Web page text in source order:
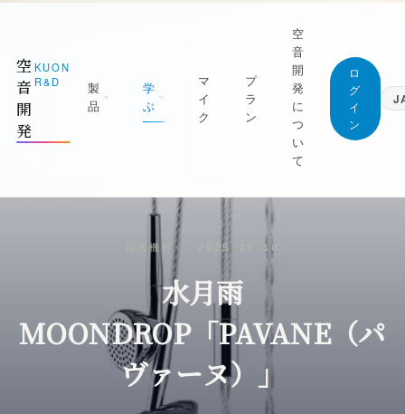
空
音
開
発
KUON
R&D
製
品
を知る｜ROOM CAPTURE・KUON
日を捉える｜P-86S・KUON DAW・
DAR・LESSON RECORDER
整える
の一本にする｜MONTAGE・
・ANALYZER・INTONATION
学
ぶ
空音開発が持っている知識は、すべてここに。
新着と、書き直した記事を新しい順に
マイクの立て方と楽器別の録り方
残響・反射・測定・ルームアコースティック
マ
イ
ク
プ
ラ
ン
空
音
開
発
に
つ
い
て
マニフェスト
なぜ空音開発を作るのか
創業者
朝比奈幸太郎
世界初の技術
ブラウザだけで完結することを、世界で初め
実現した技術
ロ
グ
イ
ン
日本語
録音機材 · 2025.09.10
水月雨
MOONDROP「PAVANE（パ
ヴァーヌ）」